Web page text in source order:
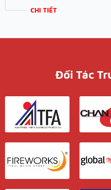
CHI TIẾT
Đối Tác